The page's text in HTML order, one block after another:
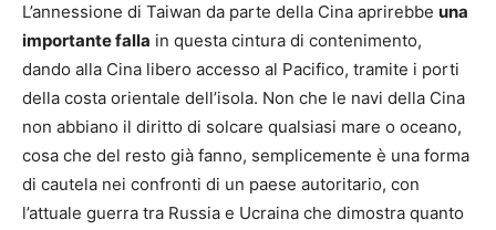
L’annessione di Taiwan da parte della Cina aprirebbe una
importante falla in questa cintura di contenimento,
dando alla Cina libero accesso al Pacifico, tramite i porti
della costa orientale dell’isola. Non che le navi della Cina
non abbiano il diritto di solcare qualsiasi mare o oceano,
cosa che del resto già fanno, semplicemente è una forma
di cautela nei confronti di un paese autoritario, con
l’attuale guerra tra Russia e Ucraina che dimostra quanto